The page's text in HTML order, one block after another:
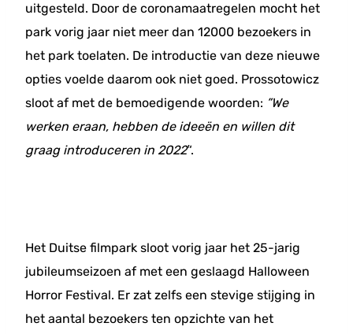
uitgesteld. Door de coronamaatregelen mocht het
park vorig jaar niet meer dan 12000 bezoekers in
het park toelaten. De introductie van deze nieuwe
opties voelde daarom ook niet goed. Prossotowicz
sloot af met de bemoedigende woorden: ”We
werken eraan, hebben de ideeën en willen dit
graag introduceren in 2022′‘.
Het Duitse filmpark sloot vorig jaar het 25-jarig
jubileumseizoen af met een geslaagd Halloween
Horror Festival. Er zat zelfs een stevige stijging in
het aantal bezoekers ten opzichte van het